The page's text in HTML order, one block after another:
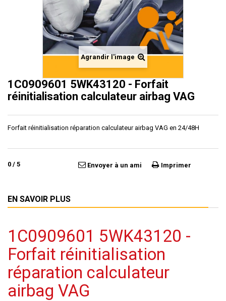
Agrandir l'image
1C0909601 5WK43120 - Forfait
réinitialisation calculateur airbag VAG
Forfait réinitialisation réparation calculateur airbag VAG en 24/48H
0 / 5 Envoyer à un ami Imprimer
EN SAVOIR PLUS
1C0909601 5WK43120 -
Forfait réinitialisation
réparation calculateur
airbag VAG